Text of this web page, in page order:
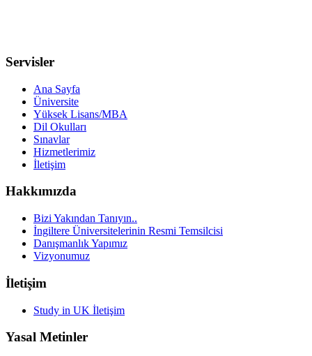
Servisler
Ana Sayfa
Üniversite
Yüksek Lisans/MBA
Dil Okulları
Sınavlar
Hizmetlerimiz
İletişim
Hakkımızda
Bizi Yakından Tanıyın..
İngiltere Üniversitelerinin Resmi Temsilcisi
Danışmanlık Yapımız
Vizyonumuz
İletişim
Study in UK İletişim
Yasal Metinler